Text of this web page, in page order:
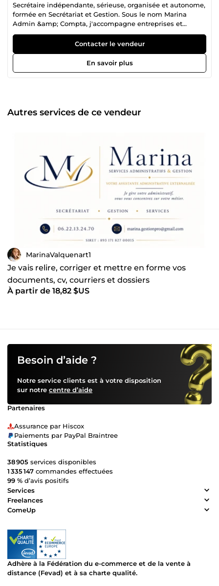
Secrétaire indépendante, sérieuse, organisée et autonome,
formée en Secrétariat et Gestion. Sous le nom Marina
Admin &amp; Compta, j'accompagne entreprises et
particuliers sur l'administratif et la gestion externalisée :
facturation, préparation des pièces comptables et TVA,
secrétariat courant, gestion d'agenda et d'e-mails, ainsi
que l'accompagnement à la mise en conformité
facturation électronique (choix de plateforme agréée
pour cerner précisément vos besoins.
Contacter le vendeur
En savoir plus
Autres services de ce vendeur
MarinaValquenart1
Je vais relire, corriger et mettre en forme vos
documents, cv, courriers et dossiers
À partir de 18,82 $US
Besoin d’aide ?
Notre service clients est à votre disposition
sur notre centre d’aide
Partenaires
Assurance par Hiscox
Paiements par PayPal Braintree
Statistiques
38 905 services disponibles
1 335 147 commandes effectuées
99 % d’avis positifs
Services
Freelances
ComeUp
Adhère à la Fédération du e-commerce et de la vente à
distance (Fevad) et à sa charte qualité.